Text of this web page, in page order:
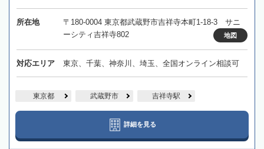
所在地
〒180-0004 東京都武蔵野市吉祥寺本町1-18-3 サニ
ーシティ吉祥寺802
地図
対応エリア 東京、千葉、神奈川、埼玉、全国オンライン相談可
東京都 武蔵野市 吉祥寺駅
詳細を見る